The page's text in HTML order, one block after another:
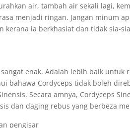
air, tambah air sekali lagi,
menjadi ringan. Jangan minum
kerana ia berkhasiat dan tidak sia-
enak. Adalah lebih baik untuk
bahawa Cordyceps tidak boleh
Secara amnya, Cordyceps
dan daging rebus yang berbeza
pengisar